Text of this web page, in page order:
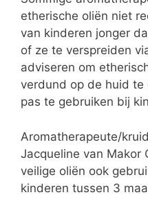
etherische oliën niet
van kinderen jonger
of ze te verspreiden
adviseren om
verdund op de huid
pas te gebruiken bij
Aromatherapeute/
Jacqueline van
veilige oliën ook
kinderen tussen 3